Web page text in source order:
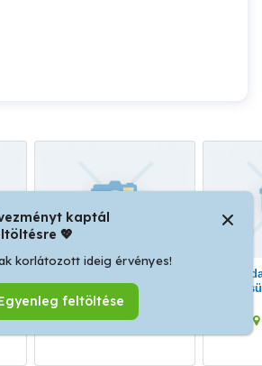
azonnali kezdéssel,
bérmunkákra.
Debrecen
kaptál
💖
korlátozott ideig érvényes!
feltöltése